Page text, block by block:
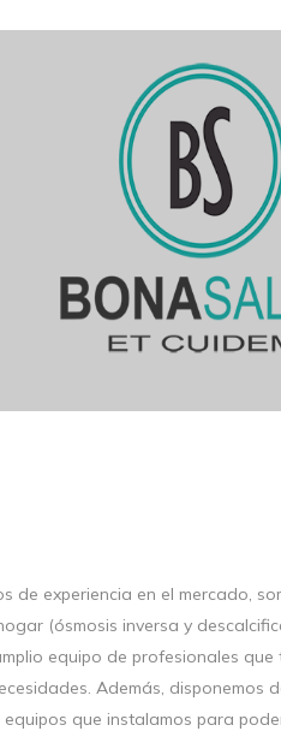
de experiencia en el mercado,
(ósmosis inversa y
equipo de profesionales
Además, disponemos
que instalamos para